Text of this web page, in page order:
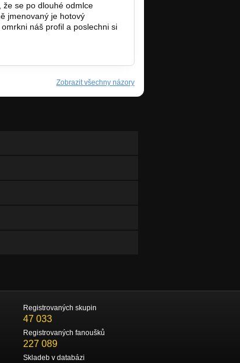
že se po dlouhé odmlce
jmenovaný je hotový
náš profil a poslechni si
Zobrazit všechny názory
Registrovaných skupin
47 033
Registrovaných fanoušků
227 089
Skladeb v databázi